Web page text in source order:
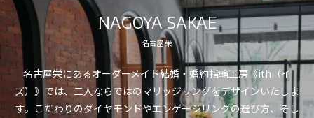
NAGOYA SAKAE
名古屋 栄
名古屋栄にあるオーダーメイド結婚・婚約指輪工房《ith（イ
ズ）》では、二人ならではのマリッジリングをデザインいたしま
す。こだわりのダイヤモンドやエンゲージリングの選び方、そし